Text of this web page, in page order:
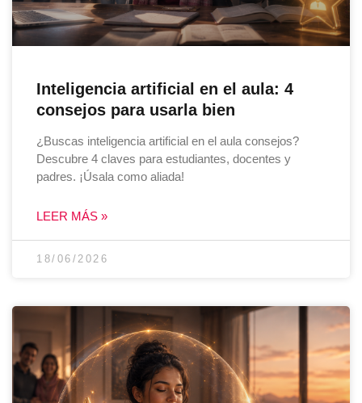
Inteligencia artificial en el aula: 4
consejos para usarla bien
¿Buscas inteligencia artificial en el aula consejos?
Descubre 4 claves para estudiantes, docentes y
padres. ¡Úsala como aliada!
LEER MÁS »
18/06/2026